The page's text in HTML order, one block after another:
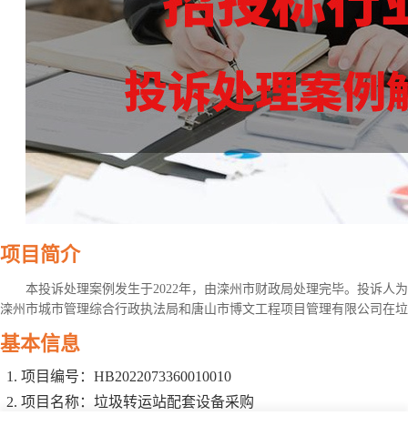
项目简介
本投诉处理案例发生于2022年，由滦州市财政局处理完毕。投诉人
滦州市城市管理综合行政执法局和唐山市博文工程项目管理有限公司在
基本信息
项目编号：HB2022073360010010
项目名称：垃圾转运站配套设备采购